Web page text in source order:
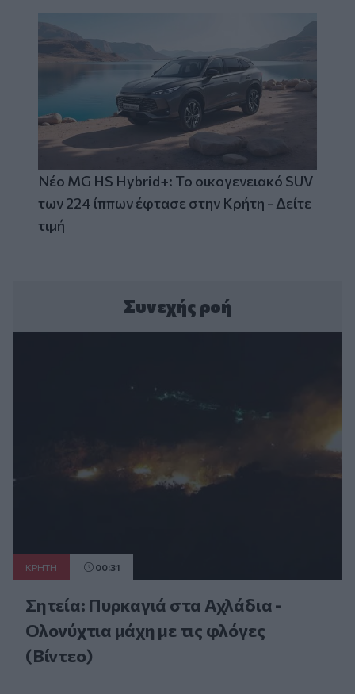
Νέο MG HS Hybrid+: Το οικογενειακό SUV
των 224 ίππων έφτασε στην Κρήτη - Δείτε
τιμή
Συνεχής ροή
ΚΡΗΤΗ 00:31
Σητεία: Πυρκαγιά στα Αχλάδια -
Ολονύχτια μάχη με τις φλόγες
(Βίντεο)